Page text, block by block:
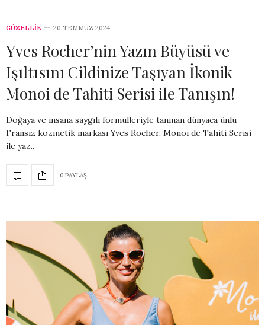
GÜZELLİK 20 TEMMUZ 2024
Yves Rocher’nin Yazın Büyüsü ve
Işıltısını Cildinize Taşıyan İkonik
Monoi de Tahiti Serisi ile Tanışın!
Doğaya ve insana saygılı formülleriyle tanınan dünyaca ünlü
Fransız kozmetik markası Yves Rocher, Monoi de Tahiti Serisi
ile yaz..
0 PAYLAŞ